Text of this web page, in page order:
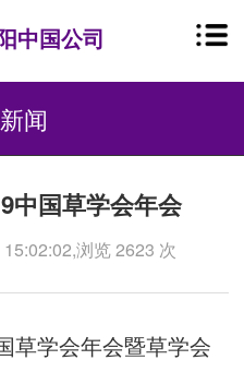
中国公司
闻
中国草学会年会
浏览 2623 次
草学会年会暨草学会